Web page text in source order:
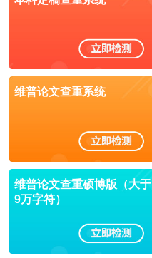
维普论文查重系统
维普论文查重硕博版（大于
9万字符）